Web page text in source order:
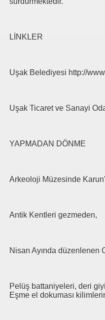
LİNKLER
Uşak Belediyesi http://
Uşak Ticaret ve Sanayi
YAPMADAN DÖNME
Arkeoloji Müzesinde
Antik Kentleri gezmeden,
Nisan Ayında düzenlenen
Pelüş battaniyeleri, deri
Eşme el dokuması